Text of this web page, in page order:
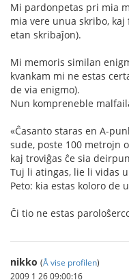
Mi pardonpetas pri mia
mia vere unua skribo,
etan skribaĵon).
Mi memoris similan
kvankam mi ne estas
de via enigmo).
Nun kompreneble
«Ĉasanto staras en A-
sude, poste 100 metrojn
kaj troviĝas ĉe sia
Tuj li atingas, lie li vidas
Peto: kia estas koloro de
Ĉi tio ne estas
nikko (Å vise profilen)
2009 1 26 09:00:16